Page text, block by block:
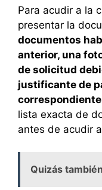
Para acudir a la
presentar la
documentos
anterior, una
de solicitud
justificante de
correspondiente
lista exacta de
antes de acudir
Quizás